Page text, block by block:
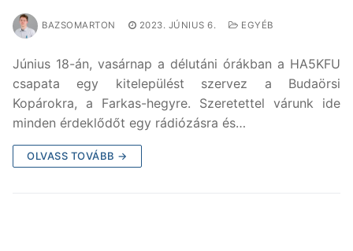
BAZSOMARTON 2023. JÚNIUS 6. EGYÉB
Június 18-án, vasárnap a délutáni órákban a HA5KFU
csapata egy kitelepülést szervez a Budaörsi
Kopárokra, a Farkas-hegyre. Szeretettel várunk ide
minden érdeklődőt egy rádiózásra és…
OLVASS TOVÁBB →